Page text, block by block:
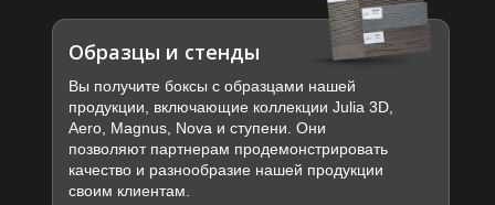
Вы получите боксы с образцами нашей
продукции, включающие коллекции Julia 3D,
Aero, Magnus, Nova и ступени. Они
позволяют партнерам продемонстрировать
качество и разнообразие нашей продукции
своим клиентам.
Образцы и стенды